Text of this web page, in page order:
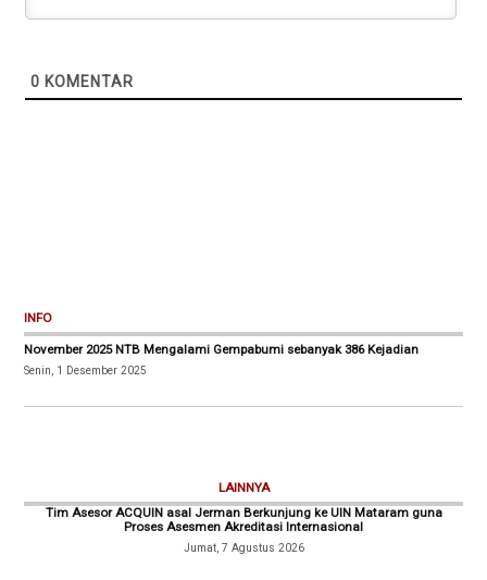
0 KOMENTAR
INFO
November 2025 NTB Mengalami Gempabumi sebanyak 386 Kejadian
Senin, 1 Desember 2025
LAINNYA
Tim Asesor ACQUIN asal Jerman Berkunjung ke UIN Mataram guna
Proses Asesmen Akreditasi Internasional
Jumat, 7 Agustus 2026